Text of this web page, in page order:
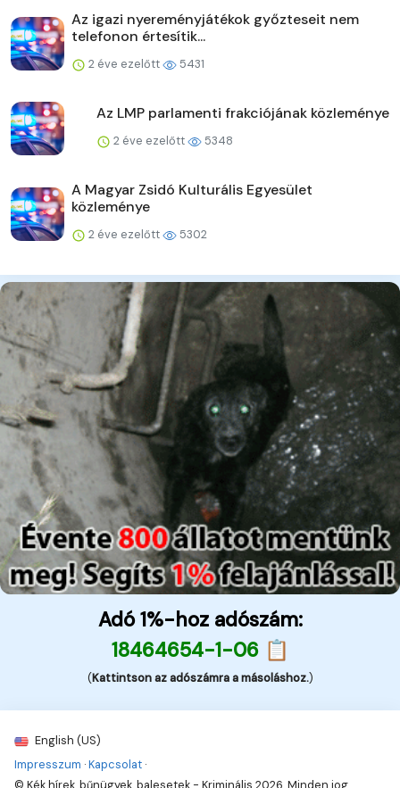
Az igazi nyereményjátékok győzteseit nem
telefonon értesítik...
2 éve ezelőtt 5431
Az LMP parlamenti frakciójának közleménye
2 éve ezelőtt 5348
A Magyar Zsidó Kulturális Egyesület
közleménye
2 éve ezelőtt 5302
Adó 1%-hoz adószám:
18464654-1-06 📋
(Kattintson az adószámra a másoláshoz.)
English (US)
Impresszum ·Kapcsolat ·